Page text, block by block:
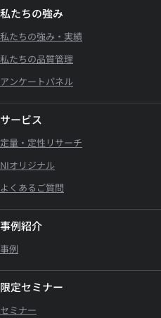
私たちの強み
私たちの強み・実績
私たちの品質管理
アンケートパネル
サービス
定量・定性リサーチ
NIオリジナル
よくあるご質問
事例紹介
事例
限定セミナー
セミナー